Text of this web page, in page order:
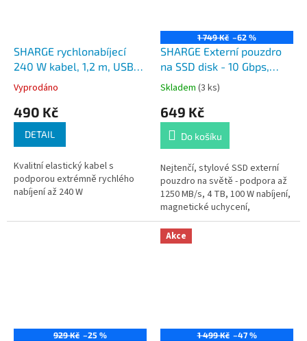
SHARGE rychlonabíjecí
240 W kabel, 1,2 m, USB-C
na USB-C, žlutý
Vyprodáno
490 Kč
DETAIL
Kvalitní elastický kabel s
podporou extrémně rychlého
nabíjení až 240 W
1 749 Kč –62 %
SHARGE Externí pouzdro
na SSD disk - 10 Gbps,
magnetické uchycení,
Skladem (3 ks)
649 Kč
Do košíku
Nejtenčí, stylové SSD externí
pouzdro na světě - podpora až
1250 MB/s, 4 TB, 100 W nabíjení,
magnetické uchycení,
integrovaný kabel
929 Kč –25 %
Akce
1 499 Kč –47 %